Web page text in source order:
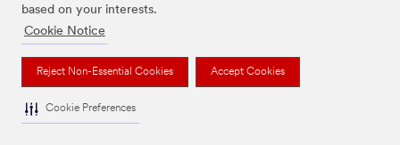
based on your interests.
Cookie Notice
Reject Non-Essential Cookies Accept Cookies
Cookie Preferences